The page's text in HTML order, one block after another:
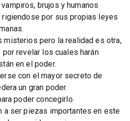
brujos y humanos
rigiendose por sus propias leyes
misterios pero la realidad es otra,
revelar los cuales harán
en el poder.
con el mayor secreto de
un gran poder.
poder concegirlo.
a ser piezas importantes en este